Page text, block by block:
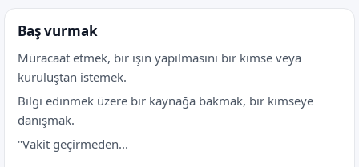
Baş vurmak
Müracaat etmek, bir işin yapılmasını bir kimse veya
kuruluştan istemek.
Bilgi edinmek üzere bir kaynağa bakmak, bir kimseye
danışmak.
"Vakit geçirmeden...